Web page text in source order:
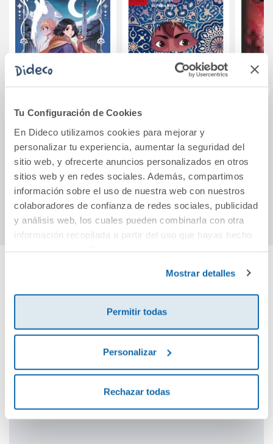
Tu Configuración de Cookies
En Dideco utilizamos cookies para mejorar y
personalizar tu experiencia, aumentar la seguridad del
sitio web, y ofrecerte anuncios personalizados en otros
sitios web y en redes sociales. Además, compartimos
información sobre el uso de nuestra web con nuestros
colaboradores de confianza de redes sociales, publicidad
y análisis web, los cuales pueden combinarla con otra
información recopilada a partir del uso que hayas hecho
Mostrar detalles
Permitir todas
Personalizar
Rechazar todas
Torre I: El Valle de
los Lobos
15,95€
Comprar
10,95€
Comprar
Cuéntanos tu opinión
¡Sé el primero en valorar este producto!